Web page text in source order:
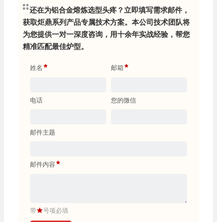
还在为铝合金熔炼选型头疼？立即填写需求邮件，
获取炬鼎系列产品专属技术方案。本公司技术团队将
为您提供一对一深度咨询，用十余年实战经验，帮您
精准匹配最佳炉型。
姓名 邮箱
电话 您的微信
邮件主题
邮件内容
带 号项必填